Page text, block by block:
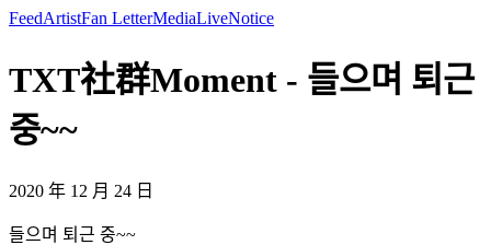
FeedArtistFan LetterMediaLiveNotice
TXT社群Moment - 들으며 퇴근
중~~
2020 年 12 月 24 日
들으며 퇴근 중~~